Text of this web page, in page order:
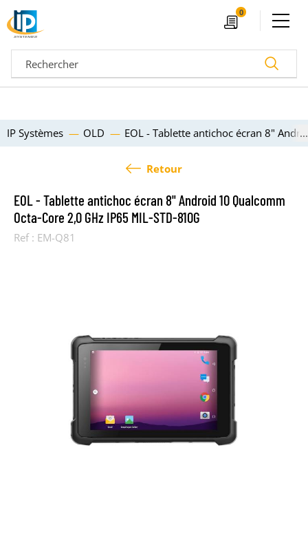
0
Devis Ouvrir le menu
IP Systèmes OLD EOL - Tablette antichoc écran 8"
Retour
EOL - Tablette antichoc écran 8" Android 10 Qualcomm
Octa-Core 2,0 GHz IP65 MIL-STD-810G
Ref : EM-Q81